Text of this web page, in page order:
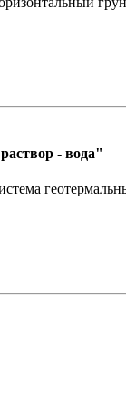
- вода"